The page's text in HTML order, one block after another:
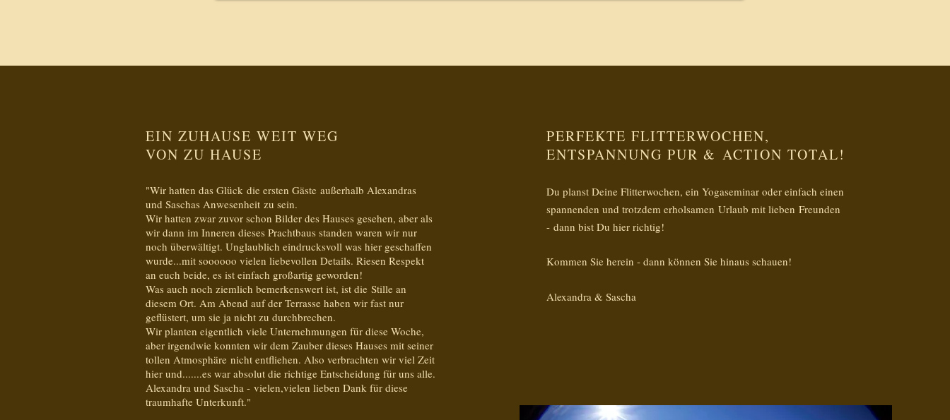
EIN ZUHAUSE WEIT WEG
VON ZU HAUSE
"Wir hatten das Glück die ersten Gäste außerhalb Alexandras
und Saschas Anwesenheit zu sein.
Wir hatten zwar zuvor schon Bilder des Hauses gesehen, aber als
wir dann im Inneren dieses Prachtbaus standen waren wir nur
noch überwältigt. Unglaublich eindrucksvoll was hier geschaffen
wurde...mit soooooo vielen liebevollen Details. Riesen Respekt
an euch beide, es ist einfach großartig geworden!
Was auch noch ziemlich bemerkenswert ist, ist die Stille an
diesem Ort. Am Abend auf der Terrasse haben wir fast nur
geflüstert, um sie ja nicht zu durchbrechen.
Wir planten eigentlich viele Unternehmungen für diese Woche,
aber irgendwie konnten wir dem Zauber dieses Hauses mit seiner
tollen Atmosphäre nicht entfliehen. Also verbrachten wir viel Zeit
hier und.......es war absolut die richtige Entscheidung für uns alle.
Alexandra und Sascha - vielen,vielen lieben Dank für diese
traumhafte Unterkunft."
PERFEKTE FLITTERWOCHEN,
ENTSPANNUNG PUR & ACTION TOTAL!
Du planst Deine Flitterwochen, ein Yogaseminar oder einfach einen
spannenden und trotzdem erholsamen Urlaub mit lieben Freunden
- dann bist Du hier richtig!
Kommen Sie herein - dann können Sie hinaus schauen!
Alexandra & Sascha